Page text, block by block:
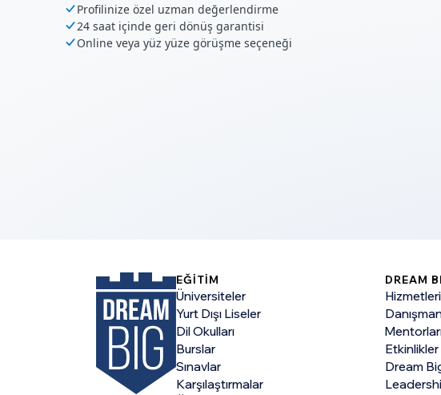
Profilinize özel uzman değerlendirme
24 saat içinde geri dönüş garantisi
Online veya yüz yüze görüşme seçeneği
EĞİTİM
Üniversiteler
Yurt Dışı Liseler
Dil Okulları
Burslar
Sınavlar
Karşılaştırmalar
DREAM
Etkinlikler
Dream